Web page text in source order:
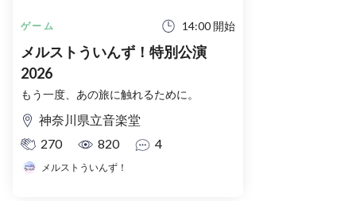
ゲーム 14:00 開始
メルストういんず！特別公演
2026
もう一度、あの旅に触れるために。
神奈川県立音楽堂
270
820 4
メルストういんず！